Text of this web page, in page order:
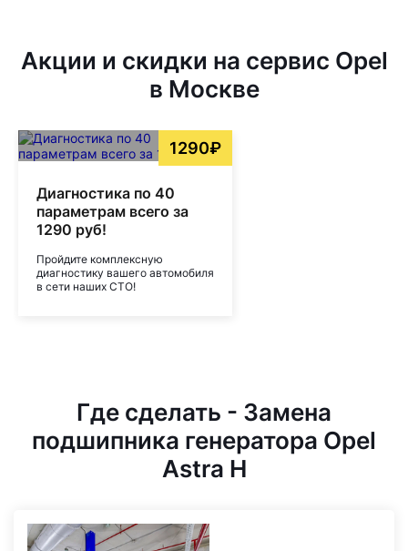
Акции и скидки на сервис Opel
в Москве
1290₽
Диагностика по 40
параметрам всего за
1290 руб!
Пройдите комплексную
диагностику вашего автомобиля
в сети наших СТО!
Где сделать - Замена
подшипника генератора Opel
Astra H